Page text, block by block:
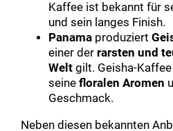
Kaffee ist bekannt für
und sein langes Finish.
Panama produziert
einer der rarsten und
Welt gilt. Geisha-
seine floralen Aromen
Geschmack.
Neben diesen bekannten